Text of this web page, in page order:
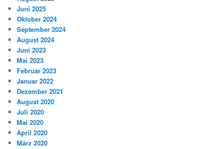
Juni 2025
Oktober 2024
September 2024
August 2024
Juni 2023
Mai 2023
Februar 2023
Januar 2022
Dezember 2021
August 2020
Juli 2020
Mai 2020
April 2020
März 2020